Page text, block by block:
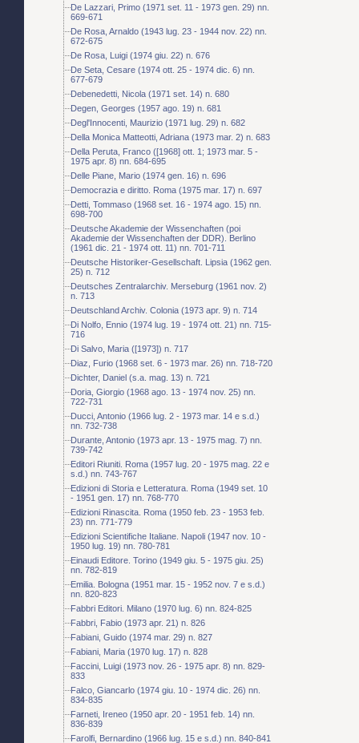
De Lazzari, Primo (1971 set. 11 - 1973 gen. 29) nn.
669-671
De Rosa, Arnaldo (1943 lug. 23 - 1944 nov. 22) nn.
672-675
De Rosa, Luigi (1974 giu. 22) n. 676
De Seta, Cesare (1974 ott. 25 - 1974 dic. 6) nn.
677-679
Debenedetti, Nicola (1971 set. 14) n. 680
Degen, Georges (1957 ago. 19) n. 681
Degl'Innocenti, Maurizio (1971 lug. 29) n. 682
Della Monica Matteotti, Adriana (1973 mar. 2) n. 683
Della Peruta, Franco ([1968] ott. 1; 1973 mar. 5 -
1975 apr. 8) nn. 684-695
Delle Piane, Mario (1974 gen. 16) n. 696
Democrazia e diritto. Roma (1975 mar. 17) n. 697
Detti, Tommaso (1968 set. 16 - 1974 ago. 15) nn.
698-700
Deutsche Akademie der Wissenchaften (poi
Akademie der Wissenchaften der DDR). Berlino
(1961 dic. 21 - 1974 ott. 11) nn. 701-711
Deutsche Historiker-Gesellschaft. Lipsia (1962 gen.
25) n. 712
Deutsches Zentralarchiv. Merseburg (1961 nov. 2)
n. 713
Deutschland Archiv. Colonia (1973 apr. 9) n. 714
Di Nolfo, Ennio (1974 lug. 19 - 1974 ott. 21) nn. 715-
716
Di Salvo, Maria ([1973]) n. 717
Diaz, Furio (1968 set. 6 - 1973 mar. 26) nn. 718-720
Dichter, Daniel (s.a. mag. 13) n. 721
Doria, Giorgio (1968 ago. 13 - 1974 nov. 25) nn.
722-731
Ducci, Antonio (1966 lug. 2 - 1973 mar. 14 e s.d.)
nn. 732-738
Durante, Antonio (1973 apr. 13 - 1975 mag. 7) nn.
739-742
Editori Riuniti. Roma (1957 lug. 20 - 1975 mag. 22 e
s.d.) nn. 743-767
Edizioni di Storia e Letteratura. Roma (1949 set. 10
- 1951 gen. 17) nn. 768-770
Edizioni Rinascita. Roma (1950 feb. 23 - 1953 feb.
23) nn. 771-779
Edizioni Scientifiche Italiane. Napoli (1947 nov. 10 -
1950 lug. 19) nn. 780-781
Einaudi Editore. Torino (1949 giu. 5 - 1975 giu. 25)
nn. 782-819
Emilia. Bologna (1951 mar. 15 - 1952 nov. 7 e s.d.)
nn. 820-823
Fabbri Editori. Milano (1970 lug. 6) nn. 824-825
Fabbri, Fabio (1973 apr. 21) n. 826
Fabiani, Guido (1974 mar. 29) n. 827
Fabiani, Maria (1970 lug. 17) n. 828
Faccini, Luigi (1973 nov. 26 - 1975 apr. 8) nn. 829-
833
Falco, Giancarlo (1974 giu. 10 - 1974 dic. 26) nn.
834-835
Farneti, Ireneo (1950 apr. 20 - 1951 feb. 14) nn.
836-839
Farolfi, Bernardino (1966 lug. 15 e s.d.) nn. 840-841